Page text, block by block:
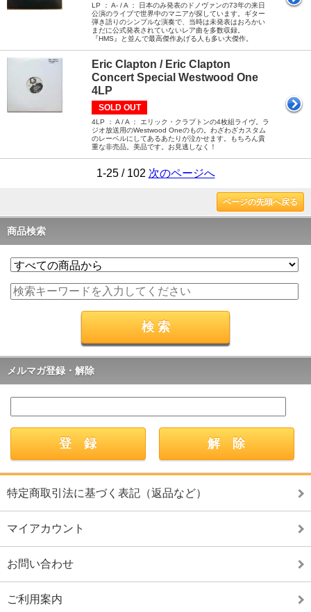
LP ： A- / A ： 日本のみ発表のドノヴァンの73年の来日
公演のライブで世界中のマニアが探しています。ギター
弾き語りのシンプルな演奏で、当時は未発表はおろかい
まだに公式発表されていないレア曲を多数収録。
『HMS』と並んで最高傑作あげる人も多い大傑作。
Eric Clapton / Eric Clapton
Concert Special Westwood One
4LP
SOLD OUT
4LP ： A / A ： エリック・クラプトンの4枚組ライヴ。ラ
ジオ放送用のWestwood Oneのもの。わざわざカスタム
のレーベルにしてあるあたりが泣かせます。もちろん貴
重な非売品。美品です。お見逃しなく！
1-25 / 102 次のページへ
ページの先頭へ戻る
商品検索
メルマガ登録・解除
特定商取引法に基づく表記（返品など）
マイアカウント
お問い合わせ
ご利用案内